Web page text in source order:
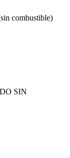
combustible)
SIN